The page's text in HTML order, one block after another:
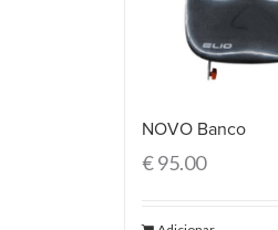
NOVO Banco
€95.00